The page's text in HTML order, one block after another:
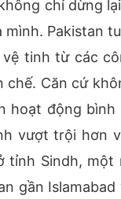
chỉ dừng
Pakistan
tinh từ các
Căn cứ
hoạt động
vượt trội hơn
tỉnh Sindh,
gần